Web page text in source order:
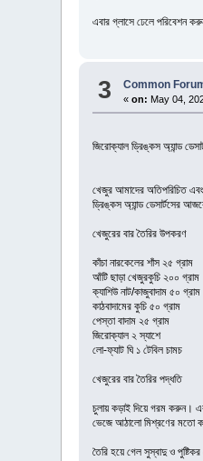
এবার গ্লাসে ঢেলে পরিবেশন
3 Common
«on: May 04,
জিরোক্যাল ড্রিঙ্কস অ্যান্ড
খেজুর আমাদের অতিপরিচিত
ড্রিঙ্কস অ্যান্ড ডেসার্টসের
খেজুরের বার তৈরির উপকরণ
কাঁচা নারকেলের শাঁস ২৫ গ্রাম
আঁটি ছাড়া খেজুরকুচি ২০০ গ্রাম
ক্যাশিউ নাট/কাজুবাদাম ৫০ গ্রাম
কাঠবাদামের কুচি ৫০ গ্রাম
পেস্তা বাদাম ২৫ গ্রাম
জিরোক্যাল ২ স্যাশে
লো-ফ্যাট ঘি ১ টেবিল চামচ
খেজুরের বার তৈরির পদ্ধতি
চুলায় কড়াই দিয়ে গরম করুন।
ভেজে আঠালো মিশ্রণের মতো
তৈরি হয়ে গেল সুস্বাদু ও